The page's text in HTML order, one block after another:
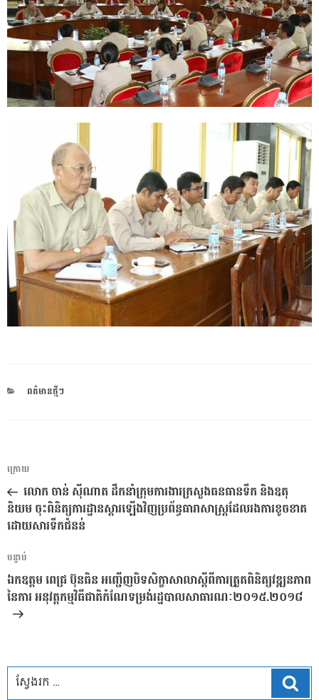
CATEGORIES
ពត៌មានថ្មីៗ
ការ​
នាំទិស​
ប្រកាស
អត្ថបទ
មុន
ក្រោយ
លោក ចាន់ ស៊ីណាត ដឹកនាំក្រុមការងារក្រសួងធនធានទឹក និងឧតុ
និយម ចុះពិនិត្យការដ្ឋានស្តារឡើងវិញប្រព័ន្ធធារាសាស្ត្រដែលរងការខូចខាត
ដោយសារទឹកជំនន់
អត្ថបទ
បន្ទាប់
បន្ទាប់
ឯកឧត្តម ពេជ្រ ប៊ុនធិន អញ្ជើញបិទសិក្ខាសាលាស្តីពីការត្រួតពិនិត្យវឌ្ឍនភាព
នៃការ អនុវត្តកម្មវិធីជាតិកំណែទម្រង់រដ្ឋបាលសាធារណៈ២០១៥.២០១៨